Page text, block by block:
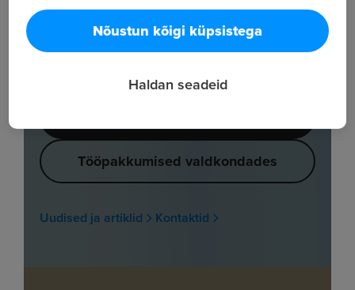
Nõustun kõigi küpsistega
Haldan seadeid